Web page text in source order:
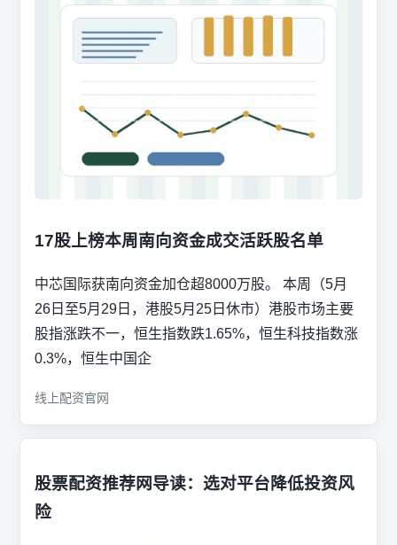
17股上榜本周南向资金成交活跃股名单
中芯国际获南向资金加仓超8000万股。 本周（5月
26日至5月29日，港股5月25日休市）港股市场主要
股指涨跌不一，恒生指数跌1.65%，恒生科技指数涨
0.3%，恒生中国企
线上配资官网
股票配资推荐网导读：选对平台降低投资风
险